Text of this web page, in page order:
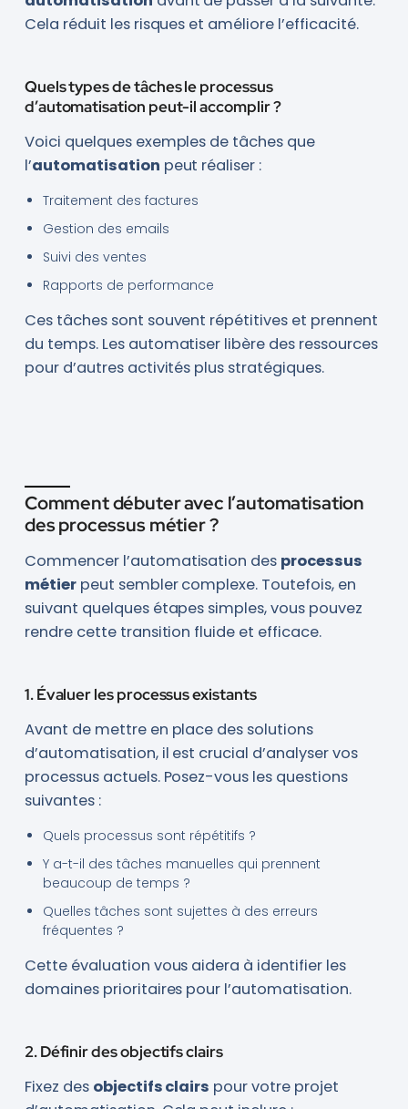
Cela réduit les risques et améliore l’efficacité.
Quels types de tâches le processus
d’automatisation peut-il accomplir ?
Voici quelques exemples de tâches que
l’automatisation peut réaliser :
Traitement des factures
Gestion des emails
Suivi des ventes
Rapports de performance
Ces tâches sont souvent répétitives et prennent
du temps. Les automatiser libère des ressources
pour d’autres activités plus stratégiques.
Comment débuter avec l’automatisation
des processus métier ?
Commencer l’automatisation des processus
métierpeut sembler complexe. Toutefois, en
suivant quelques étapes simples, vous pouvez
rendre cette transition fluide et efficace.
1. Évaluer les processus existants
Avant de mettre en place des solutions
d’automatisation, il est crucial d’analyser vos
processus actuels. Posez-vous les questions
suivantes :
Quels processus sont répétitifs ?
Y a-t-il des tâches manuelles qui prennent
beaucoup de temps ?
Quelles tâches sont sujettes à des erreurs
fréquentes ?
Cette évaluation vous aidera à identifier les
domaines prioritaires pour l’automatisation.
2. Définir des objectifs clairs
Fixez des objectifs clairs pour votre projet